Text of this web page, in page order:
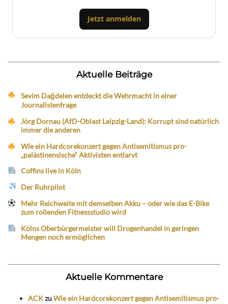
Jetzt anmelden
Aktuelle Beiträge
Sevim Dağdelen entdeckt die Wehrmacht in einer
Journalistenfrage
Jörg Dornau (AfD-Oblast Leipzig-Land): Korrupt sind natürlich
immer die anderen
Wie ein Hardcorekonzert gegen Antisemitismus pro-
„palästinensische“ Aktivisten entlarvt
Coffins live in Köln
Der Ruhrpilot
Mehr Reichweite mit demselben Akku – oder wie das E-Bike
zum rollenden Fitnessstudio wird
Kölns Oberbürgermeister will Drogenhandel in geringen
Mengen noch ermöglichen
Aktuelle Kommentare
ACKzuWie ein Hardcorekonzert gegen Antisemitismus pro-